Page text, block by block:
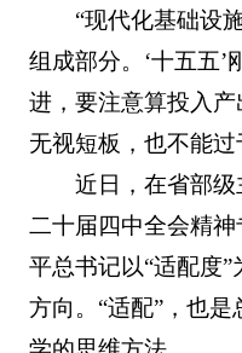
“现代化基础设
组成部分。‘十五五
进，要注意算投入
无视短板，也不能
近日，在省部
二十届四中全会精
平总书记以“适配度
方向。“适配”，也